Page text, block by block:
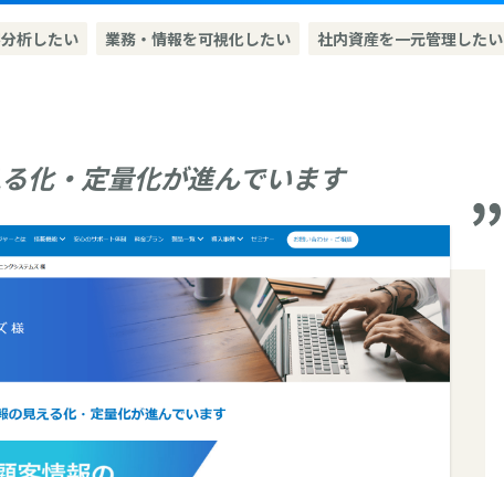
析したい 業務・情報を可視化したい
社内資産を一元管理したい
化・定量化が進んでいます